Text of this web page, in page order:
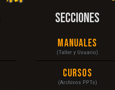
SECCIONES
Manuales
(Taller y Usuario)
Cursos
(Archivos PPTs)